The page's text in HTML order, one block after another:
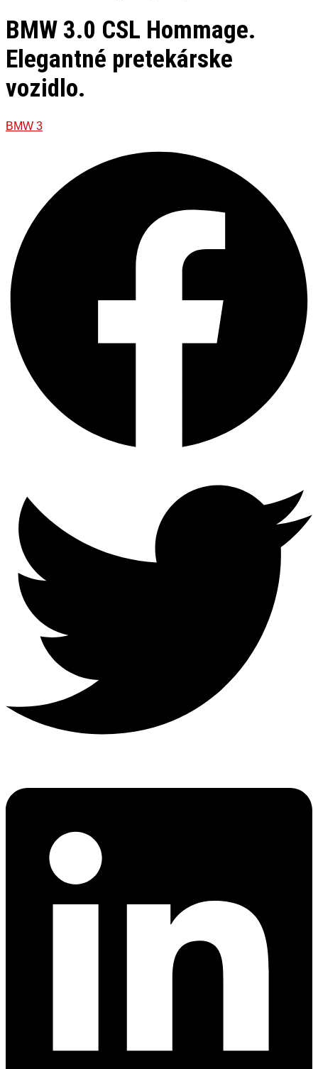
BMW 3.0 CSL Hommage.
Elegantné pretekárske
vozidlo.
BMW 3